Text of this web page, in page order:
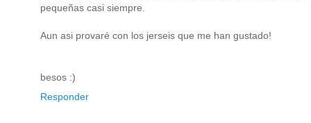
pequeñas casi siempre.
Aun asi provaré con los jerseis que me han gustado!
besos :)
Responder